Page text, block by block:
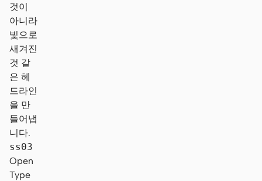
것이
아니라
빛으로
새겨진
것 같
은 헤
드라인
을 만
들어냅
니다.
ss03
Open
Type